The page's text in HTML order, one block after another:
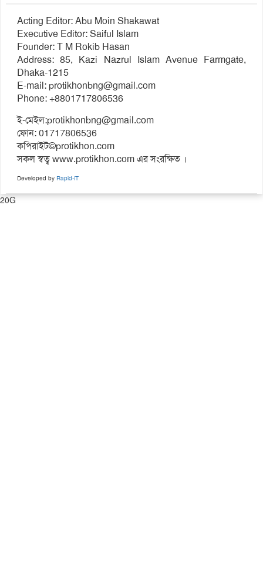
Acting Editor: Abu Moin Shakawat
Executive Editor: Saiful Islam
Founder: T M Rokib Hasan
Address: 85, Kazi Nazrul Islam Avenue Farmgate,
Dhaka-1215
E-mail:protikhonbng@gmail.com
Phone: +8801717806536
ই-মেইল:protikhonbng@gmail.com
ফোন: 01717806536
কপিরাইট©protikhon.com
সকল স্বত্ব www.protikhon.com এর সংরক্ষিত ।
Developed by Rapid-iT
20G